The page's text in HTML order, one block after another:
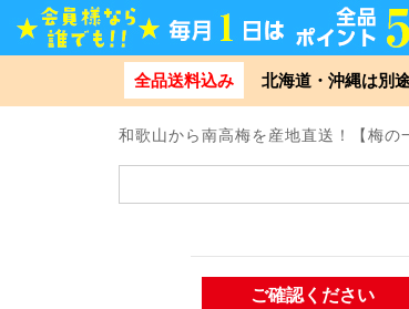
全品送料込み 北海道・沖縄は別
和歌山から南高梅を産地直送！【梅の
ご確認ください